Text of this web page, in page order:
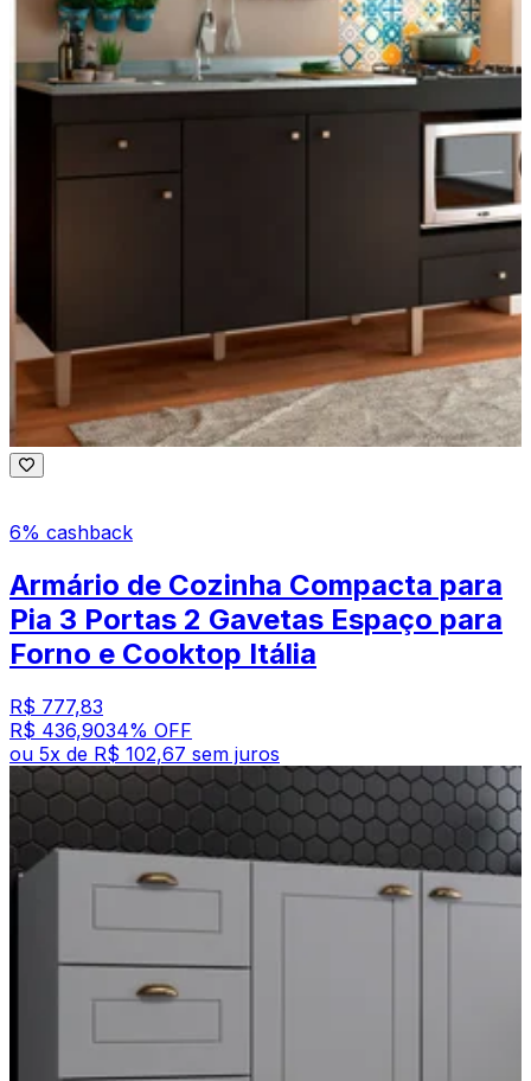
6% cashback
Armário de Cozinha Compacta para
Pia 3 Portas 2 Gavetas Espaço para
Forno e Cooktop Itália
R$ 777,83
R$ 436,9034% OFF
ou 5x de R$ 102,67 sem juros